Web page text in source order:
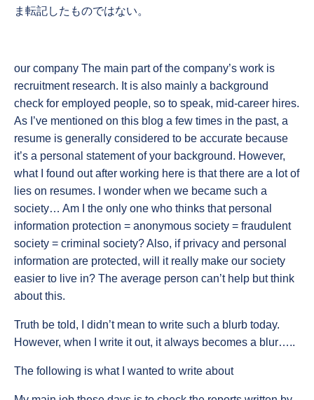
ま転記したものではない。
our company The main part of the company’s work is
recruitment research. It is also mainly a background
check for employed people, so to speak, mid-career hires.
As I’ve mentioned on this blog a few times in the past, a
resume is generally considered to be accurate because
it’s a personal statement of your background. However,
what I found out after working here is that there are a lot of
lies on resumes. I wonder when we became such a
society… Am I the only one who thinks that personal
information protection = anonymous society = fraudulent
society = criminal society? Also, if privacy and personal
information are protected, will it really make our society
easier to live in? The average person can’t help but think
about this.
Truth be told, I didn’t mean to write such a blurb today.
However, when I write it out, it always becomes a blur…..
The following is what I wanted to write about